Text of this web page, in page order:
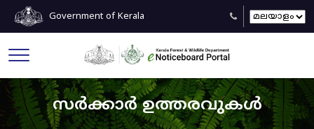
Government of Kerala
സർക്കാർ ഉത്തരവുകൾ